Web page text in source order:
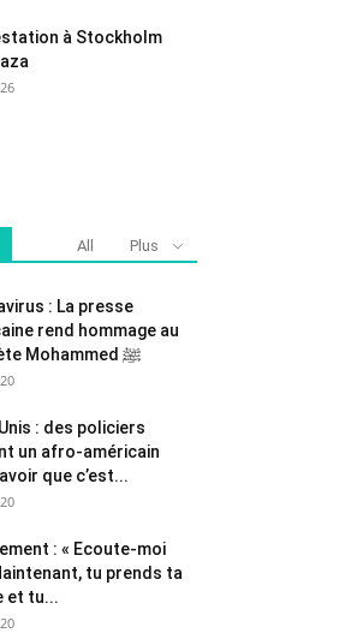
à Stockholm
All Plus
: La presse
rend hommage au
Prophète Mohammed ﷺ
: des policiers
un afro-américain
que c’est...
: « Ecoute-moi
tu prends ta
et tu...